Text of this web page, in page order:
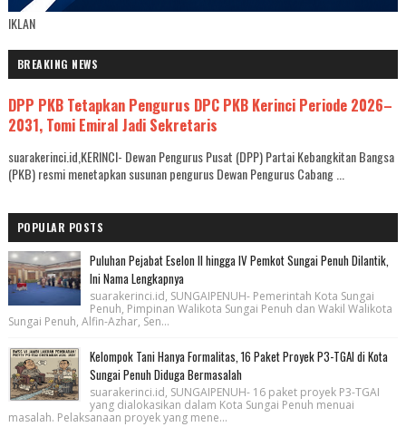
IKLAN
BREAKING NEWS
DPP PKB Tetapkan Pengurus DPC PKB Kerinci Periode 2026–
2031, Tomi Emiral Jadi Sekretaris
suarakerinci.id,KERINCI- Dewan Pengurus Pusat (DPP) Partai Kebangkitan Bangsa
(PKB) resmi menetapkan susunan pengurus Dewan Pengurus Cabang ...
POPULAR POSTS
Puluhan Pejabat Eselon II hingga IV Pemkot Sungai Penuh Dilantik,
Ini Nama Lengkapnya
suarakerinci.id, SUNGAIPENUH- Pemerintah Kota Sungai
Penuh, Pimpinan Walikota Sungai Penuh dan Wakil Walikota
Sungai Penuh, Alfin-Azhar, Sen...
Kelompok Tani Hanya Formalitas, 16 Paket Proyek P3-TGAI di Kota
Sungai Penuh Diduga Bermasalah
suarakerinci.id, SUNGAIPENUH- 16 paket proyek P3-TGAI
yang dialokasikan dalam Kota Sungai Penuh menuai
masalah. Pelaksanaan proyek yang mene...